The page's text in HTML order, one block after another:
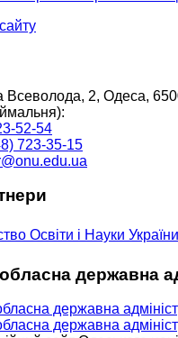
Всеволода, 2, Одеса,
52-54
723-35-15
державна